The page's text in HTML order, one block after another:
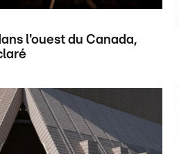
l'ouest du Canada,